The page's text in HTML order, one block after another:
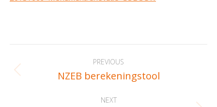
navigation
PREVIOUS
Previous
NZEB berekeningstool
NEXT